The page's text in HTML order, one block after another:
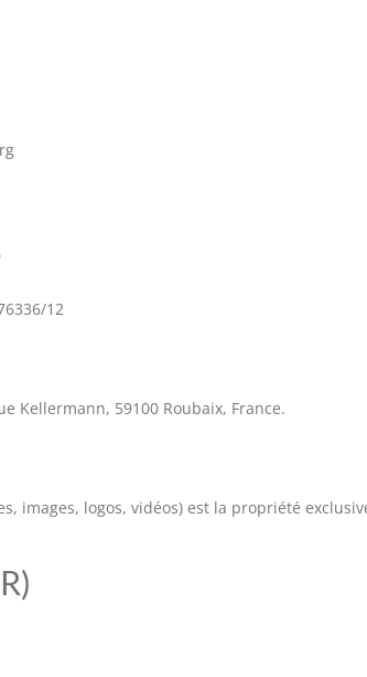
12
Kellermann, 59100 Roubaix, France.
images, logos, vidéos) est la propriété